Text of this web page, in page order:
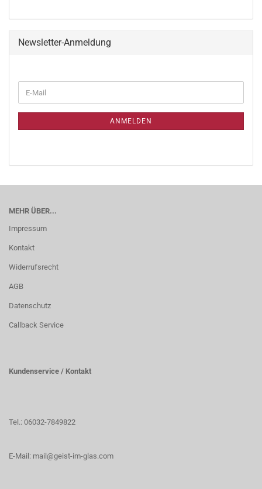
Newsletter-Anmeldung
ANMELDEN
MEHR ÜBER...
Impressum
Kontakt
Widerrufsrecht
AGB
Datenschutz
Callback Service
Kundenservice / Kontakt
Tel.: 06032-7849822
E-Mail: mail@geist-im-glas.com